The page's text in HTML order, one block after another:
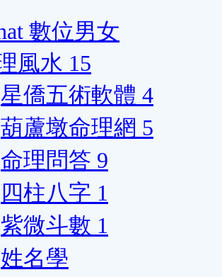
數位男女
風水 15
星僑五術軟體 4
葫蘆墩命理網 5
命理問答 9
四柱八字 1
紫微斗數 1
姓名學